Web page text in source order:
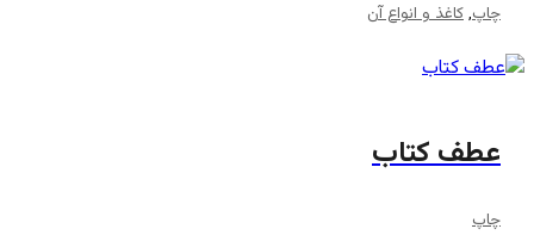
چاپ,کاغذ و انواع آن
عطف کتاب
چاپ